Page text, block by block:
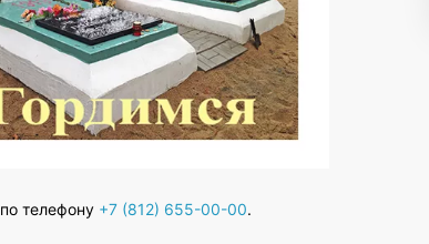
телефону +7 (812) 655-00-00.